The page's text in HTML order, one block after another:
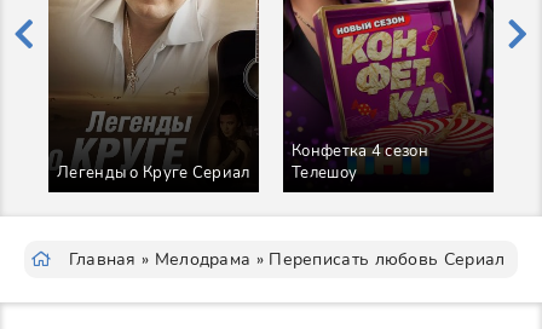
Легенды о Круге Сериал
Конфетка 4 сезон
Телешоу
Главная » Мелодрама » Переписать любовь Сериал